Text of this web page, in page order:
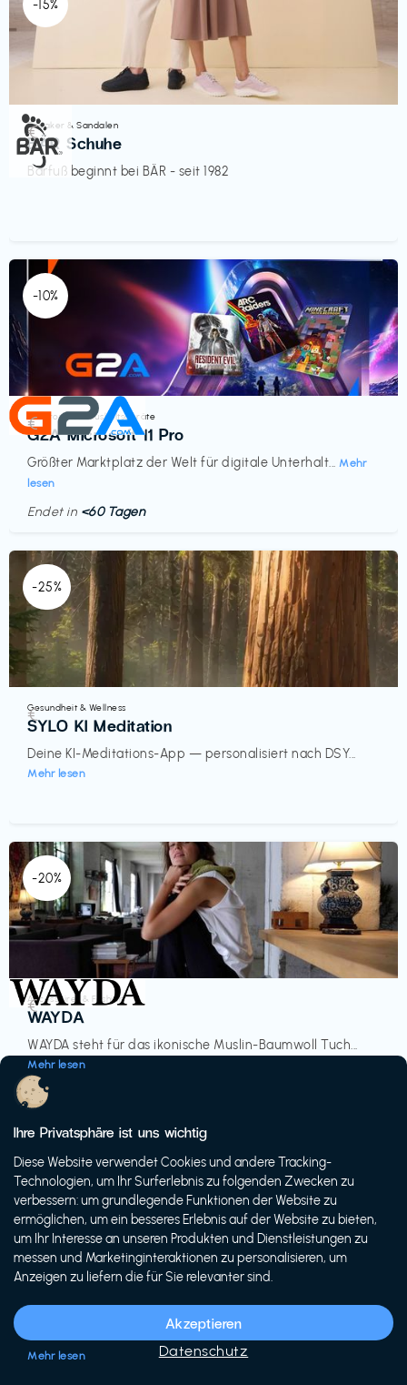
-15%
Sneaker & Sandalen
BÄR Schuhe
Barfuß beginnt bei BÄR - seit 1982
€‎
-10%
Elektronik & Haushaltsgeräte
G2A Microsoft 11 Pro
Größter Marktplatz der Welt für digitale Unterhalt... Mehr
lesen
€‎
Endet in <60 Tagen
-25%
Gesundheit & Wellness
SYLO KI Meditation
Deine KI-Meditations-App — personalisiert nach DSY...
Mehr lesen
€‎
-20%
Accessoires & Fashion
WAYDA
WAYDA steht für das ikonische Muslin-Baumwoll Tuch...
Mehr lesen
€‎
-20%
Siech Cycles
Entdecke den Schweizer Brand für urbane Fahrräder...
Mehr lesen
Ihre Privatsphäre ist uns wichtig
Diese Website verwendet Cookies und andere Tracking-
Technologien, um Ihr Surferlebnis zu folgenden Zwecken zu
verbessern: um grundlegende Funktionen der Website zu
ermöglichen, um ein besseres Erlebnis auf der Website zu bieten,
um Ihr Interesse an unseren Produkten und Dienstleistungen zu
messen und Marketinginteraktionen zu personalisieren, um
Anzeigen zu liefern die für Sie relevanter sind.
Akzeptieren
Datenschutz